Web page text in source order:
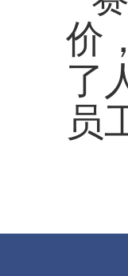
价
了
员